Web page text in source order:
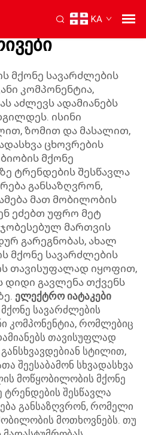
KA
მქონე სავარძლების
კომპონენტია,
აძლევს ადამიანებს
ისინი
ზომით და მასალით,
ცხოვრების
მქონე
ტრენდების შესწავლა
განსაზღვრონ,
მათ მობილობის
ეძებთ უფრო მეტ
მართვის
გარეგნობას, ახალ
მქონე სავარძლების
თავისუფალად იყოფით,
დიდი გავლენა თქვენს
ელექტრო იატაკები
სავარძლების
კომპონენტია, რომლებიც
თავისუფლად
სტილით,
შეესაბამონ სხვადასხვა
მოწყობილობის მქონე
შესწავლა
განსაზღვრონ, რომელი
მოთხოვნებს. თუ